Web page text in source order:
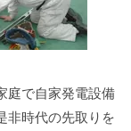
庭で自家発電設備
非時代の先取りを